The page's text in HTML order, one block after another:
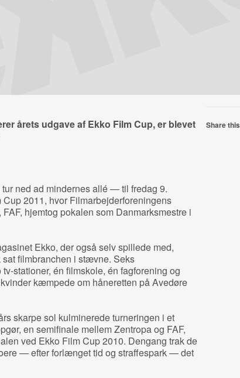
årets udgave af Ekko Film Cup, er blevet
ned ad mindernes allé — til fredag 9.
2011, hvor Filmarbejderforeningens
hjemtog pokalen som Danmarksmestre i
Ekko, der også selv spillede med,
filmbranchen i stævne. Seks
stationer, én filmskole, én fagforening og
kæmpede om håneretten på Avedøre
skarpe sol kulminerede turneringen i et
en semifinale mellem Zentropa og FAF,
ved Ekko Film Cup 2010. Dengang trak de
— efter forlænget tid og straffespark — det
Share this